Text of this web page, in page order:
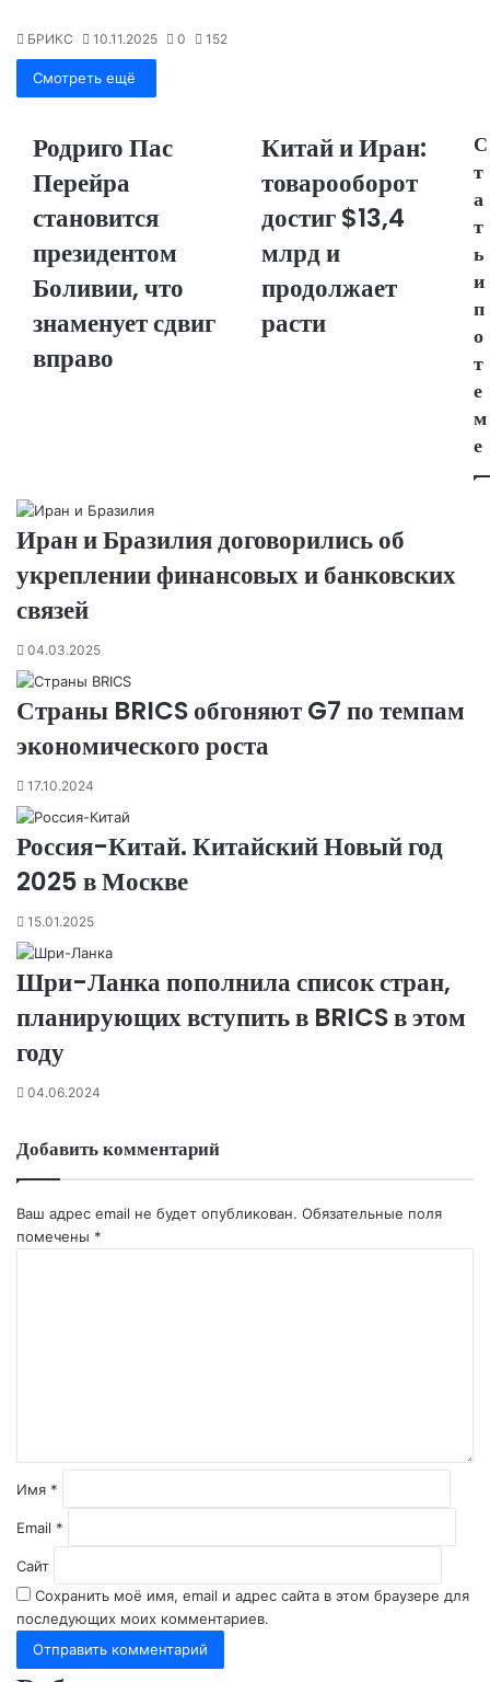
ni
ki
ь
БРИКС 10.11.2025 0 152
Смотреть ещё
Родриго Пас
Перейра
становится
президентом
Боливии, что
знаменует сдвиг
вправо
Китай и Иран:
товарооборот
достиг $13,4
млрд и
продолжает
расти
С
т
а
т
ь
и
п
о
т
е
м
е
Иран и Бразилия договорились об
укреплении финансовых и банковских
связей
04.03.2025
Страны BRICS обгоняют G7 по темпам
экономического роста
17.10.2024
Россия-Китай. Китайский Новый год
2025 в Москве
15.01.2025
Шри-Ланка пополнила список стран,
планирующих вступить в BRICS в этом
году
04.06.2024
Добавить комментарий
Ваш адрес email не будет опубликован. Обязательные поля
помечены *
и
й
Имя *
Email *
Сайт
Сохранить моё имя, email и адрес сайта в этом браузере для
последующих моих комментариев.